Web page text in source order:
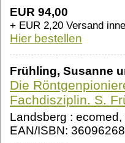
EUR 94,00
+ EUR 2,20 Versand
Hier bestellen
Frühling, Susanne
Die
Fachdisziplin. S.
Landsberg :
EAN/ISBN: